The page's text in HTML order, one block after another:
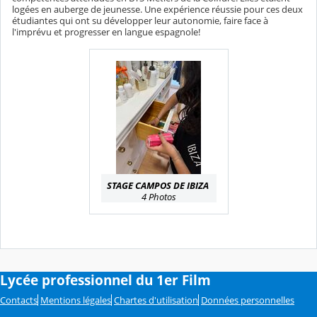
é
logées en auberge de jeunesse. Une expérience réussie pour ces deux
étudiantes qui ont su développer leur autonomie, faire face à
l'imprévu et progresser en langue espagnole!
STAGE CAMPOS DE IBIZA
4 Photos
Lycée professionnel du 1er Film
Contacts Mentions légales Chartes d'utilisation Données personnelles